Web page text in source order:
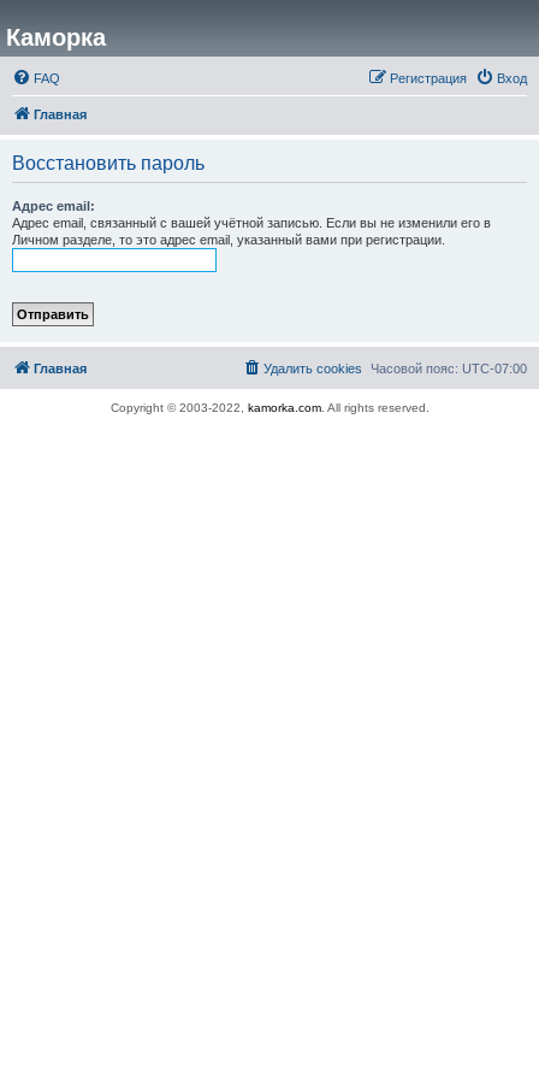
Каморка
FAQ Вход
Регистрация
Главная
Восстановить пароль
Адрес email:
Адрес email, связанный с вашей учётной записью. Если вы не изменили его в
Личном разделе, то это адрес email, указанный вами при регистрации.
Главная Часовой пояс: UTC-07:00
Удалить cookies
Copyright © 2003-2022, kamorka.com. All rights reserved.